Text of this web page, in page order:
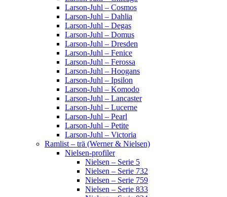
Larson-Juhl – Cosmos
Larson-Juhl – Dahlia
Larson-Juhl – Degas
Larson-Juhl – Domus
Larson-Juhl – Dresden
Larson-Juhl – Fenice
Larson-Juhl – Ferossa
Larson-Juhl – Hoogans
Larson-Juhl – Ipsilon
Larson-Juhl – Komodo
Larson-Juhl – Lancaster
Larson-Juhl – Lucerne
Larson-Juhl – Pearl
Larson-Juhl – Petite
Larson-Juhl – Victoria
Ramlist – trä (Werner & Nielsen)
Nielsen-profiler
Nielsen – Serie 5
Nielsen – Serie 732
Nielsen – Serie 759
Nielsen – Serie 833